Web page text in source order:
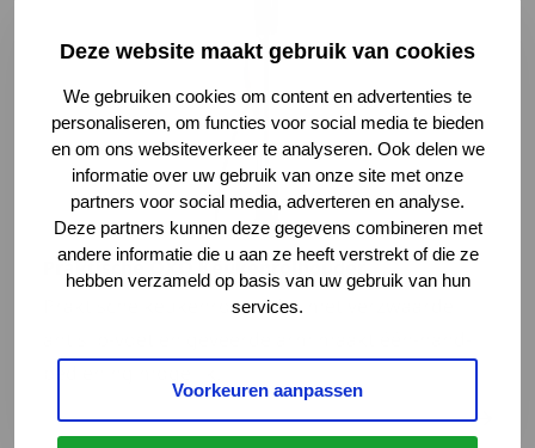
Deze website maakt gebruik van cookies
We gebruiken cookies om content en advertenties te
personaliseren, om functies voor social media te bieden
en om ons websiteverkeer te analyseren. Ook delen we
informatie over uw gebruik van onze site met onze
partners voor social media, adverteren en analyse.
Deze partners kunnen deze gegevens combineren met
andere informatie die u aan ze heeft verstrekt of die ze
hebben verzameld op basis van uw gebruik van hun
services.
Voorkeuren aanpassen
Praktische OXO Keukenrolhouder
Praktische keukenrolhouder met verzwaarde